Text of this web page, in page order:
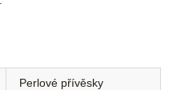
Perlové přívěsky